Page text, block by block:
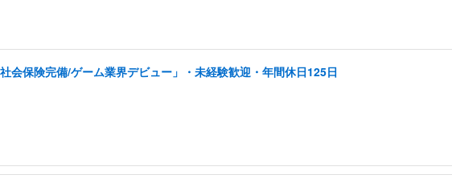
会保険完備/ゲーム業界デビュー」・未経験歓迎・年間休日125日